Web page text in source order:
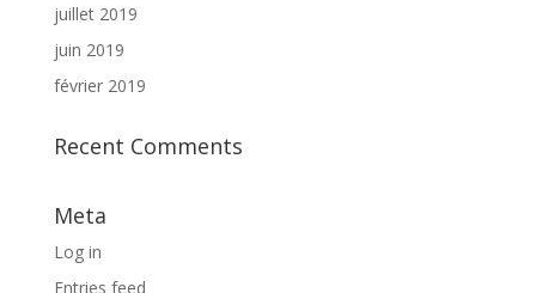
juillet 2019
juin 2019
février 2019
Recent Comments
Meta
Log in
Entries feed